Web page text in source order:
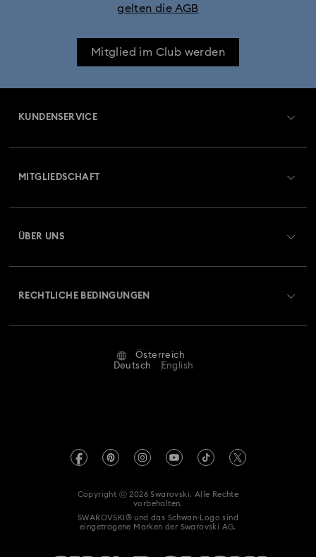
gelten die AGB
Mitglied im Club werden
KUNDENSERVICE
Retouren und Umtausch
Reparaturstatus
Termin buchen
MITGLIEDSCHAFT
ÜBER UNS
Code of Conduct & Policies
RECHTLICHE BEDINGUNGEN
Erklärung zur Barrierefreiheit
Österreich
Deutsch
English
Copyright ⓒ 2026 Swarovski. Alle Rechte
vorbehalten.
SWAROVSKI® und das Schwan-Logo sind
eingetragene Marken der Swarovski AG.